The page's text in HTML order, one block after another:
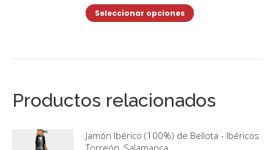
precios:
desde
250,00€
Seleccionar opciones
Este
múltiples
opciones
pueden
Productos relacionados
Jamón Ibérico (100%) de Bellota - Ibéricos